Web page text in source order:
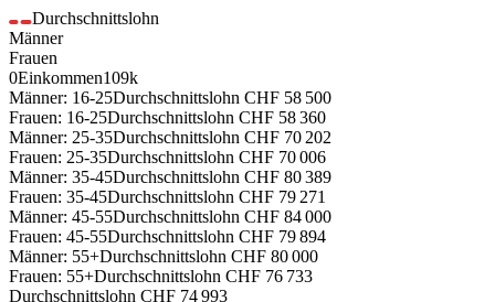
Durchschnittslohn
Männer
Frauen
0Einkommen109k
Männer: 16-25Durchschnittslohn CHF 58 500
Frauen: 16-25Durchschnittslohn CHF 58 360
Männer: 25-35Durchschnittslohn CHF 70 202
Frauen: 25-35Durchschnittslohn CHF 70 006
Männer: 35-45Durchschnittslohn CHF 80 389
Frauen: 35-45Durchschnittslohn CHF 79 271
Männer: 45-55Durchschnittslohn CHF 84 000
Frauen: 45-55Durchschnittslohn CHF 79 894
Männer: 55+Durchschnittslohn CHF 80 000
Frauen: 55+Durchschnittslohn CHF 76 733
Durchschnittslohn CHF 74 993